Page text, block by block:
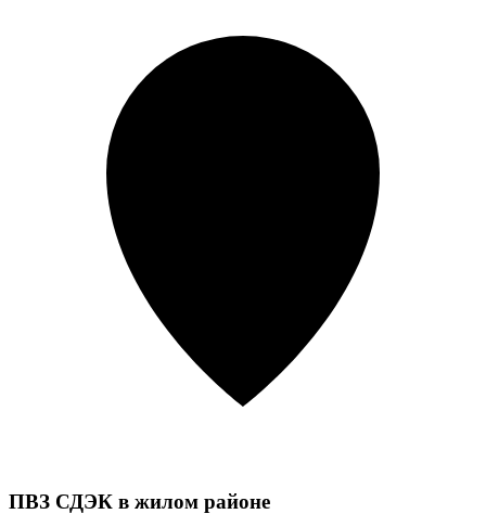
ПВЗ СДЭК в жилом районе